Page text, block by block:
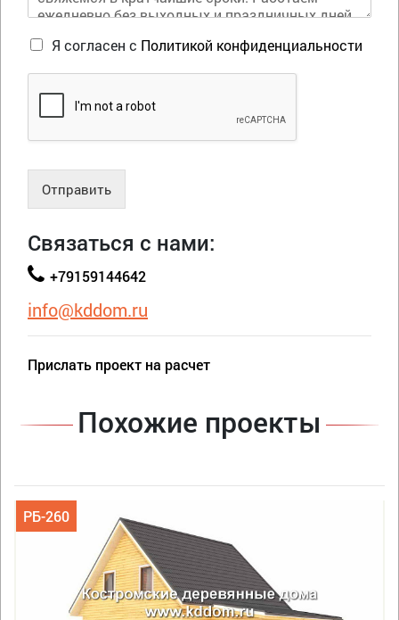
Я согласен с Политикой конфиденциальности
Отправить
Связаться с нами:
+79159144642
info@kddom.ru
Прислать проект на расчет
Похожие проекты
РБ-260